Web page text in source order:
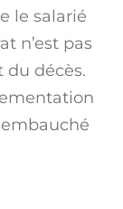
le salarié
n’est pas
décès.